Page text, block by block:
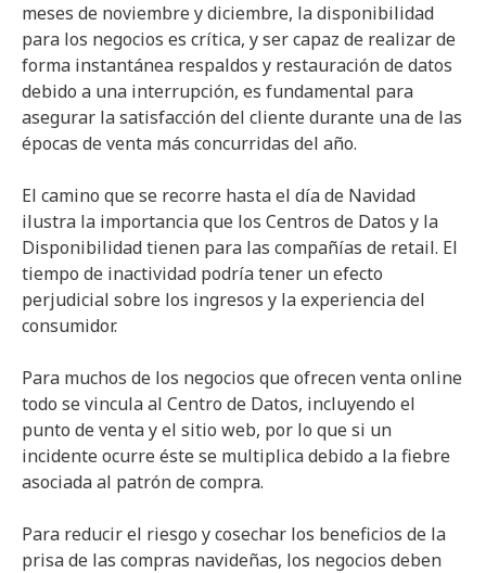
meses de noviembre y diciembre, la disponibilidad
para los negocios es crítica, y ser capaz de realizar de
forma instantánea respaldos y restauración de datos
debido a una interrupción, es fundamental para
asegurar la satisfacción del cliente durante una de las
épocas de venta más concurridas del año.
El camino que se recorre hasta el día de Navidad
ilustra la importancia que los Centros de Datos y la
Disponibilidad tienen para las compañías de retail. El
tiempo de inactividad podría tener un efecto
perjudicial sobre los ingresos y la experiencia del
consumidor.
Para muchos de los negocios que ofrecen venta online
todo se vincula al Centro de Datos, incluyendo el
punto de venta y el sitio web, por lo que si un
incidente ocurre éste se multiplica debido a la fiebre
asociada al patrón de compra.
Para reducir el riesgo y cosechar los beneficios de la
prisa de las compras navideñas, los negocios deben